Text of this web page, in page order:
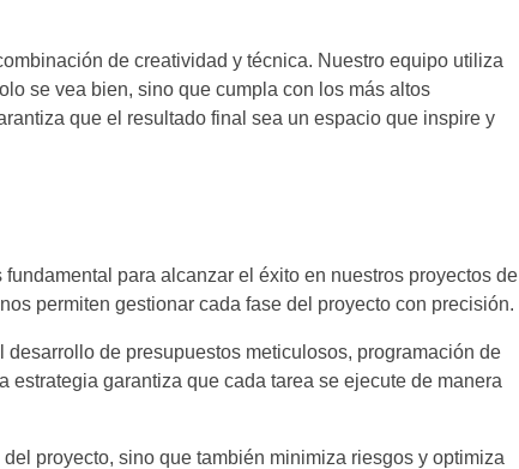
de creatividad y técnica. Nuestro equipo utiliza
se vea bien, sino que cumpla con los más altos
que el resultado final sea un espacio que inspire y
fundamental para alcanzar el éxito en nuestros proyectos de
permiten gestionar cada fase del proyecto con precisión.
de presupuestos meticulosos, programación de
garantiza que cada tarea se ejecute de manera
proyecto, sino que también minimiza riesgos y optimiza